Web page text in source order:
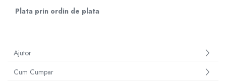
Redresoare
Carcase protectie NOCO BOOST
Incarcator masina electrica
Plata prin ordin de plata
Ajutor
Cum Cumpar